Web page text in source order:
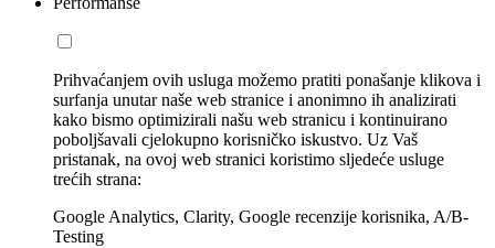
Prihvaćanjem ovih usluga možemo pratiti ponašanje klikova i
surfanja unutar naše web stranice i anonimno ih analizirati
kako bismo optimizirali našu web stranicu i kontinuirano
poboljšavali cjelokupno korisničko iskustvo. Uz Vaš
pristanak, na ovoj web stranici koristimo sljedeće usluge
trećih strana:
Google Analytics, Clarity, Google recenzije korisnika, A/B-
Testing